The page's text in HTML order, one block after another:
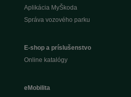
Aplikácia MyŠkoda
Správa vozového parku
E-shop a príslušenstvo
Online katalógy
eMobilita